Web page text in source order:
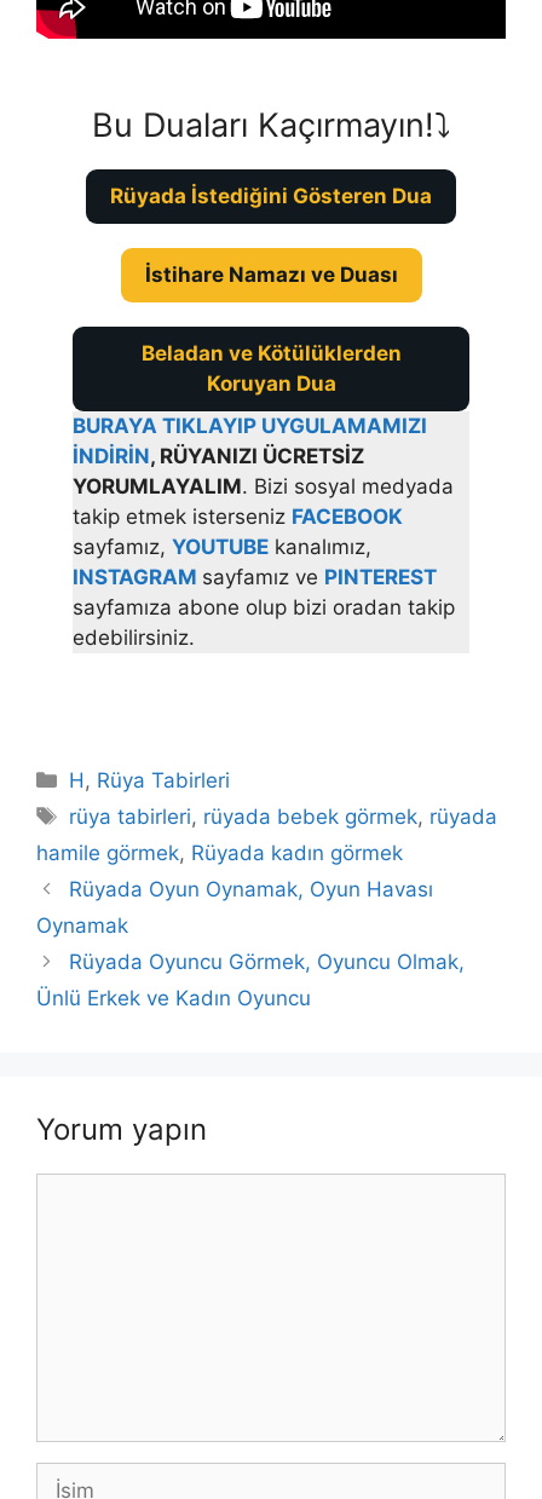
Bu Duaları Kaçırmayın!⤵️
Rüyada İstediğini Gösteren Dua
İstihare Namazı ve Duası
Beladan ve Kötülüklerden
Koruyan Dua
BURAYA TIKLAYIP UYGULAMAMIZI
İNDİRİN, RÜYANIZI ÜCRETSİZ
YORUMLAYALIM. Bizi sosyal medyada
takip etmek isterseniz FACEBOOK
sayfamız, YOUTUBE kanalımız,
INSTAGRAM sayfamız ve PINTEREST
sayfamıza abone olup bizi oradan takip
edebilirsiniz.
Kategoriler
H , Rüya Tabirleri
Etiketler
rüya tabirleri, rüyada bebek görmek, rüyada
hamile görmek, Rüyada kadın görmek
Rüyada Oyun Oynamak, Oyun Havası
Oynamak
Rüyada Oyuncu Görmek, Oyuncu Olmak,
Ünlü Erkek ve Kadın Oyuncu
Yorum yapın
İsim